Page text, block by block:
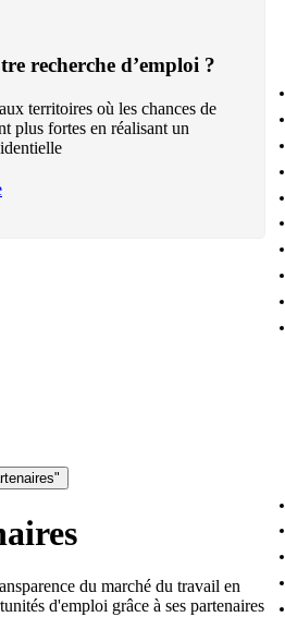
recherche d’emploi ?
territoires où les chances de
plus fortes en réalisant un
du marché du travail en
d'emploi grâce à ses partenaires